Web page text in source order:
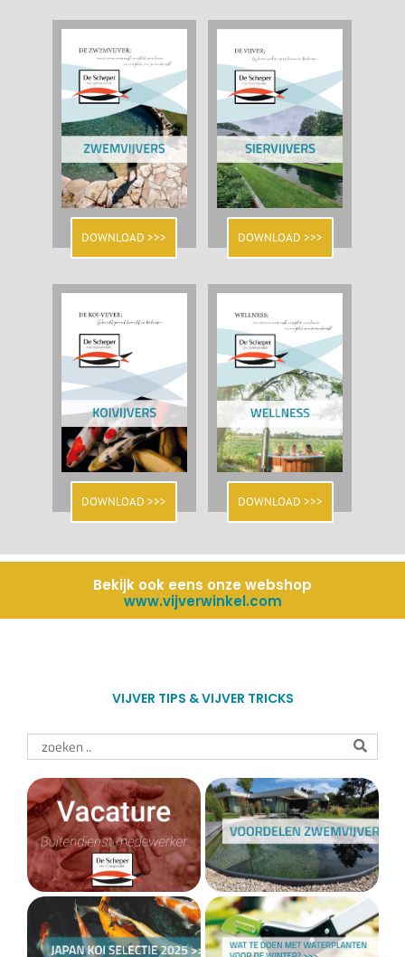
DOWNLOAD >>> DOWNLOAD >>>
DOWNLOAD >>> DOWNLOAD >>>
Bekijk ook eens onze webshop
www.vijverwinkel.com
VIJVER TIPS & VIJVER TRICKS